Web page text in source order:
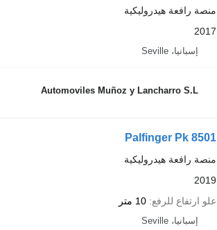
منصة رافعة هيدروليكية
2017
إسبانيا، Seville
Automoviles Muñoz y Lancharro S.L
Palfinger Pk 8501
منصة رافعة هيدروليكية
2019
علو ارتفاع للرفع 10 متر
إسبانيا، Seville